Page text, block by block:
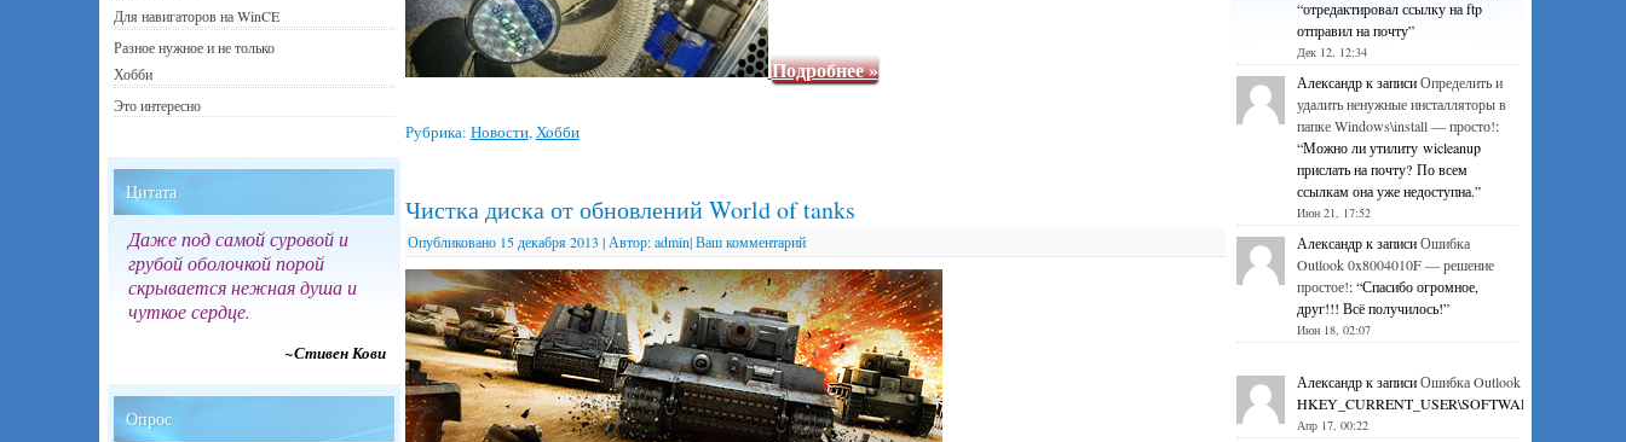
Подробнее»
Рубрика: Новости,Хобби
Чистка диска от обновлений World of tanks
Опубликовано 15 декабря 2013 | Автор: admin| Ваш комментарий
Для навигаторов на WinCE
Разное нужное и не только
Хобби
Это интересно
Цитата
Даже под самой суровой и
грубой оболочкой порой
скрывается нежная душа и
чуткое сердце.
~Стивен Кови
Опрос
“отредактировал ссылку на ftp
отправил на почту”
Дек 12, 12:34
Александрк записиОпределить и
удалить ненужные инсталляторы в
папке Windows\install — просто!:
“Можно ли утилиту wicleanup
прислать на почту? По всем
ссылкам она уже недоступна.”
Июн 21, 17:52
Александрк записиОшибка
Outlook 0x8004010F — решение
простое!: “Спасибо огромное,
друг!!! Всё получилось!”
Июн 18, 02:07
Александрк записиОшибка Outlook 0x8004010F —
Апр 17, 00:22